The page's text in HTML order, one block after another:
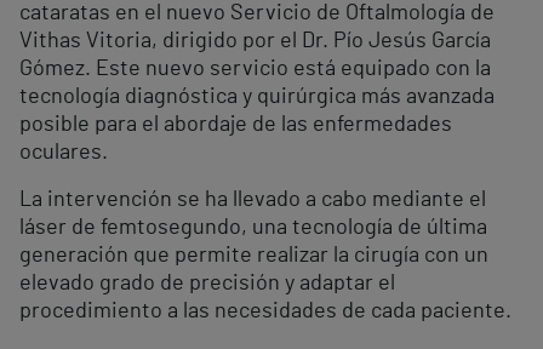
cataratas en el nuevo Servicio de Oftalmología de
Vithas Vitoria, dirigido por el Dr. Pío Jesús García
Gómez. Este nuevo servicio está equipado con la
tecnología diagnóstica y quirúrgica más avanzada
posible para el abordaje de las enfermedades
oculares.
La intervención se ha llevado a cabo mediante el
láser de femtosegundo, una tecnología de última
generación que permite realizar la cirugía con un
elevado grado de precisión y adaptar el
procedimiento a las necesidades de cada paciente.